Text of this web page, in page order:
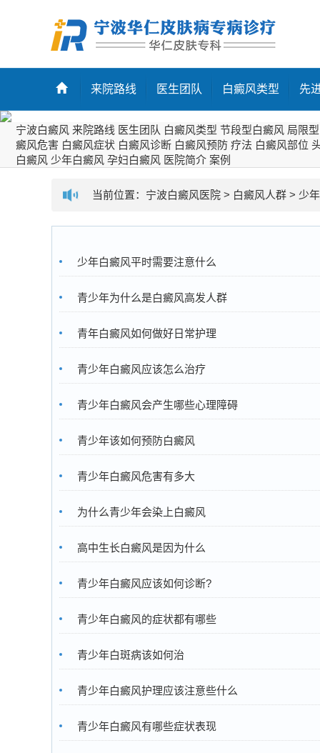
来院路线 医生团队 白癜风类型 先
宁波白癜风 来院路线 医生团队 白癜风类型 节段型白癜风 局限
癜风危害 白癜风症状 白癜风诊断 白癜风预防 疗法 白癜风部位
白癜风 少年白癜风 孕妇白癜风 医院简介 案例
当前位置： 宁波白癜风医院 > 白癜风人群 > 少
少年白癜风平时需要注意什么
青少年为什么是白癜风高发人群
青年白癜风如何做好日常护理
青少年白癜风应该怎么治疗
青少年白癜风会产生哪些心理障碍
青少年该如何预防白癜风
青少年白癜风危害有多大
为什么青少年会染上白癜风
高中生长白癜风是因为什么
青少年白癜风应该如何诊断?
青少年白癜风的症状都有哪些
青少年白斑病该如何治
青少年白癜风护理应该注意些什么
青少年白癜风有哪些症状表现